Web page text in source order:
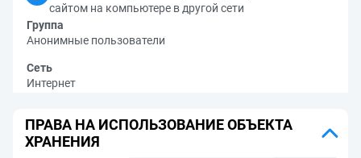
сайтом на компьютере в другой сети
Группа
Анонимные пользователи
Сеть
Интернет
ПРАВА НА ИСПОЛЬЗОВАНИЕ ОБЪЕКТА
ХРАНЕНИЯ